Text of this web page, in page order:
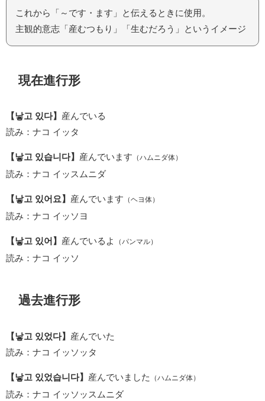
これから「～です・ます」と伝えるときに使用。
主観的意志「産むつもり」「生むだろう」というイメージ
現在進行形
【낳고 있다】 産んでいる
読み：ナコ イッタ
【낳고 있습니다】 産んでいます （ハムニダ体）
読み：ナコ イッスムニダ
【낳고 있어요】 産んでいます （ヘヨ体）
読み：ナコ イッソヨ
【낳고 있어】 産んでいるよ （パンマル）
読み：ナコ イッソ
過去進行形
【낳고 있었다】 産んでいた
読み：ナコ イッソッタ
【낳고 있었습니다】 産んでいました （ハムニダ体）
読み：ナコ イッソッスムニダ